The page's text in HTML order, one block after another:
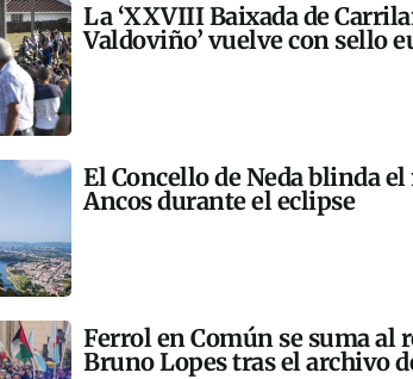
La ‘XXVIII Baixada de
Valdoviño’ vuelve con sello
El Concello de Neda blinda
Ancos durante el eclipse
Ferrol en Común se suma al
Bruno Lopes tras el archivo